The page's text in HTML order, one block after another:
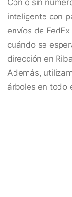
Con o sin
inteligente con
envíos de
cuándo se
dirección en
Además,
árboles en todo